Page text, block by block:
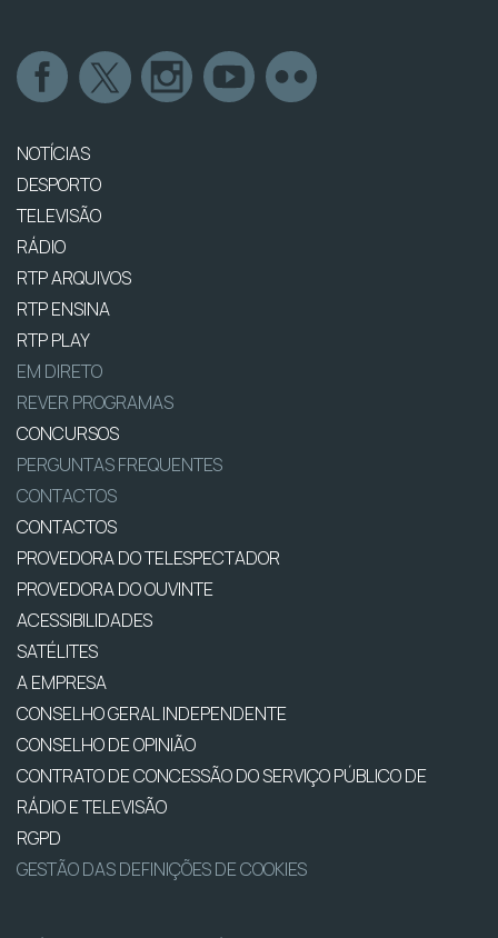
NOTÍCIAS
DESPORTO
TELEVISÃO
RÁDIO
RTP ARQUIVOS
RTP ENSINA
RTP PLAY
EM DIRETO
REVER PROGRAMAS
CONCURSOS
PERGUNTAS FREQUENTES
CONTACTOS
CONTACTOS
PROVEDORA DO TELESPECTADOR
PROVEDORA DO OUVINTE
ACESSIBILIDADES
SATÉLITES
A EMPRESA
CONSELHO GERAL INDEPENDENTE
CONSELHO DE OPINIÃO
CONTRATO DE CONCESSÃO DO SERVIÇO PÚBLICO DE
RÁDIO E TELEVISÃO
RGPD
GESTÃO DAS DEFINIÇÕES DE COOKIES